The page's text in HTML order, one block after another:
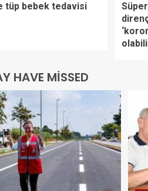
tüp bebek tedavisi
HAVE MISSED